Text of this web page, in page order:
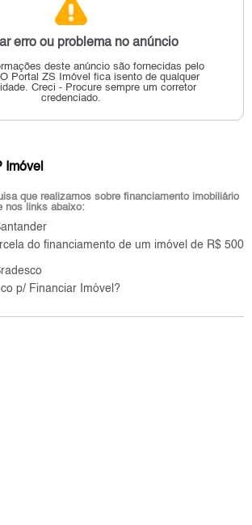
erro ou problema no anúncio
deste anúncio são fornecidas pelo
O Portal ZS Imóvel fica isento de qualquer
Creci - Procure sempre um corretor
credenciado.
Imóvel
que realizamos sobre financiamento imobiliário
nos links abaixo:
do financiamento de um imóvel de R$ 500
p/ Financiar Imóvel?